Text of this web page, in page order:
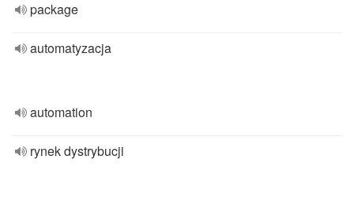
package
automatyzacja
automation
rynek dystrybucji